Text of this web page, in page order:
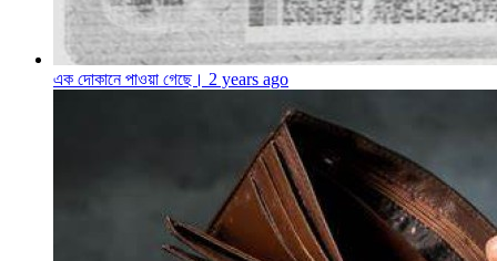
এক দোকানে পাওয়া গেছে। 2 years ago